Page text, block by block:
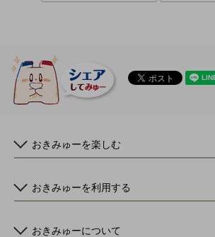
おきみゅーを楽しむ
おきみゅーを利用する
おきみゅーについて